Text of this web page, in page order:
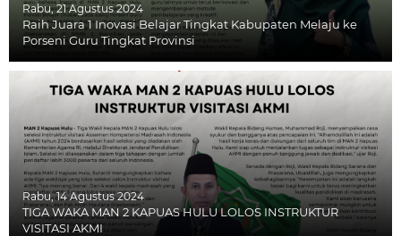
Rabu, 21 Agustus 2024
Raih Juara 1 Inovasi Belajar Tingkat Kabupaten Melaju ke
Porseni Guru Tingkat Provinsi
Rabu, 14 Agustus 2024
TIGA WAKA MAN 2 KAPUAS HULU LOLOS INSTRUKTUR
VISITASI AKMI